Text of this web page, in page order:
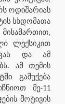
ოდიშარიას
სხდომათა
ლექსიკით
და ამ
ამ თემის
გაშუქება
მე-11
მოტივის